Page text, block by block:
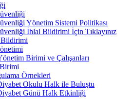
Yönetim Sistemi Politikası
İhlal Bildirimi İçin Tıklayınız
Birimi ve Çalışanları
Örnekleri
Okulu Halk ile Buluştu
Günü Halk Etkinliği